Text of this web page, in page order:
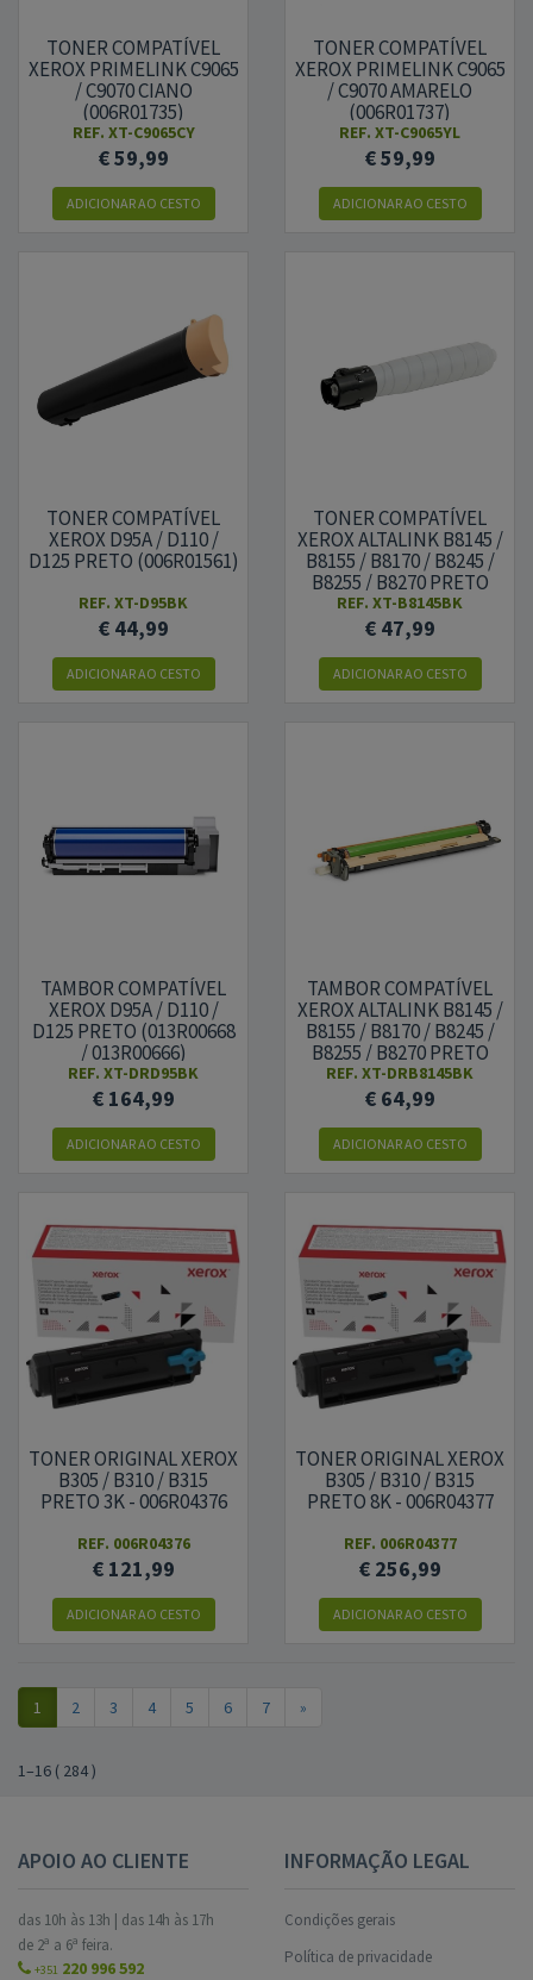
TONER COMPATÍVEL
XEROX PRIMELINK C9065
/ C9070 CIANO
(006R01735)
REF. XT-C9065CY
€ 59,99
ADICIONAR AO CESTO
TONER COMPATÍVEL
XEROX PRIMELINK C9065
/ C9070 AMARELO
(006R01737)
REF. XT-C9065YL
€ 59,99
ADICIONAR AO CESTO
TONER COMPATÍVEL
XEROX D95A / D110 /
D125 PRETO (006R01561)
REF. XT-D95BK
€ 44,99
ADICIONAR AO CESTO
TONER COMPATÍVEL
XEROX ALTALINK B8145 /
B8155 / B8170 / B8245 /
B8255 / B8270 PRETO
(006R01771)
REF. XT-B8145BK
€ 47,99
ADICIONAR AO CESTO
TAMBOR COMPATÍVEL
XEROX D95A / D110 /
D125 PRETO (013R00668
/ 013R00666)
REF. XT-DRD95BK
€ 164,99
ADICIONAR AO CESTO
TAMBOR COMPATÍVEL
XEROX ALTALINK B8145 /
B8155 / B8170 / B8245 /
B8255 / B8270 PRETO
(013R00686)
REF. XT-DRB8145BK
€ 64,99
ADICIONAR AO CESTO
TONER ORIGINAL XEROX
B305 / B310 / B315
PRETO 3K - 006R04376
REF. 006R04376
€ 121,99
ADICIONAR AO CESTO
TONER ORIGINAL XEROX
B305 / B310 / B315
PRETO 8K - 006R04377
REF. 006R04377
€ 256,99
ADICIONAR AO CESTO
1 2 3 4 5 6 7 »
1–16 ( 284)
APOIO AO CLIENTE
das 10h às 13h | das 14h às 17h
de 2ª a 6ª feira.
+351 220 996 592
INFORMAÇÃO LEGAL
Condições gerais
Política de privacidade